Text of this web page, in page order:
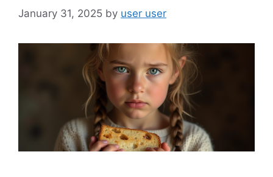
January 31, 2025 by user user